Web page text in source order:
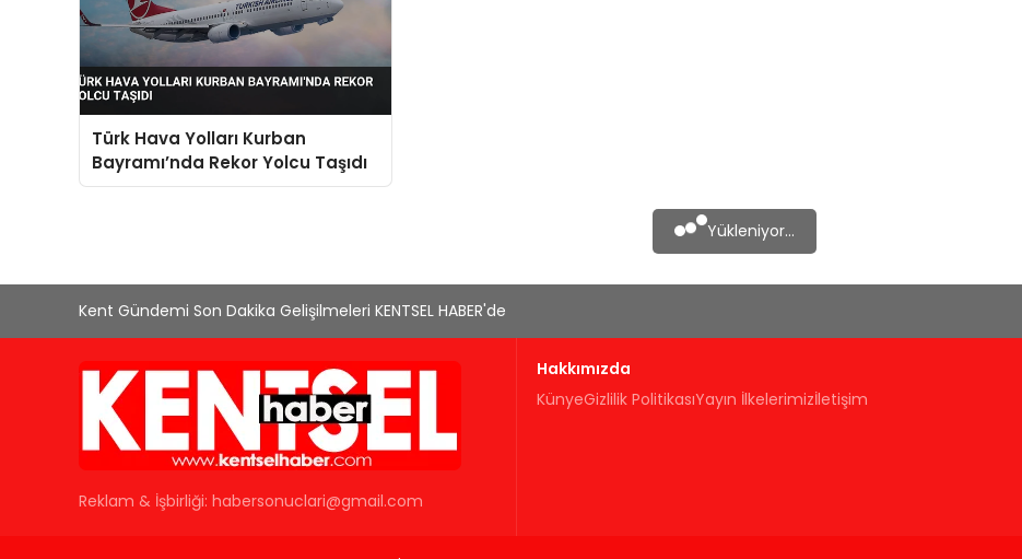
Türk Hava Yolları Kurban
Bayramı’nda Rekor Yolcu Taşıdı
Yükleniyor...
Kent Gündemi Son Dakika Gelişilmeleri KENTSEL HABER'de
Reklam & İşbirliği: habersonuclari@gmail.com
Hakkımızda
KünyeGizlilik PolitikasıYayın İlkelerimizİletişim